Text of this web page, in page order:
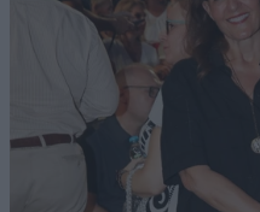
Τα ξέθαψε τα τρία;;;;;
Απαντήστε
11·07·2020 01:45